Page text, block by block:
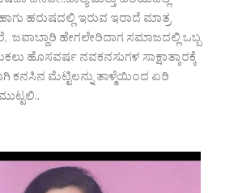
ಹರುಷದಲ್ಲಿ ಇರುವ ಇರಾದೆ ಮಾತ್ರ
ಹೇಗಲೇರಿದಾಗ ಸಮಾಜದಲ್ಲಿ ಒಬ್ಬ
ಹೊಸವರ್ಷ ನವಕನಸುಗಳ ಸಾಕ್ಷಾತ್ಕಾರಕ್ಕೆ
ಕನಸಿನ ಮೆಟ್ಟಿಲನ್ನು ತಾಳ್ಮೆಯಿಂದ ಏರಿ